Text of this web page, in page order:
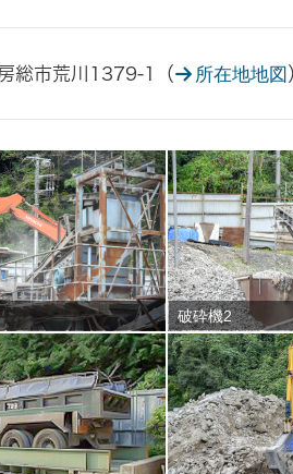
総市荒川1379-1（ 所在地地図
破砕機2